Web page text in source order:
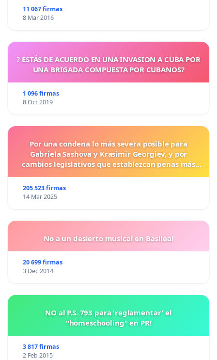
11 067 firmas
8 Mar 2016
? ESTÁS DE ACUERDO EN UNA INVASION A CUBA POR
UNA BRIGADA COMPUESTA POR CUBANOS?
1 096 firmas
8 Oct 2019
Por una condena lo más severa posible para
Gabriela Sashova y Krasimir Georgiev, y por
cambios legislativos que establezcan penas más
205 523 firmas
14 Mar 2025
No a un desierto musical en Basilea!
20 699 firmas
3 Dec 2014
NO al P.S. 793 para 'reglamentar' el
"homeschooling" en PR!
3 817 firmas
2 Feb 2015